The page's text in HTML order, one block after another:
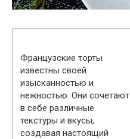
Французские торты
известны своей
изысканностью и
нежностью. Они сочетают
в себе различные
текстуры и вкусы,
создавая настоящий